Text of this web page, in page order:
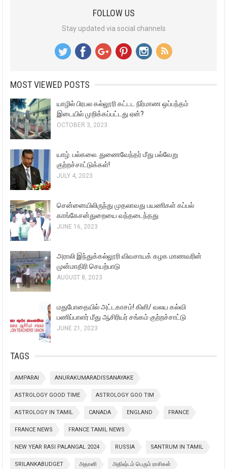
FOLLOW US
Stay updated via social channels
MOST VIEWED POSTS
யாழில் பிரபல கல்லூரி கட்டட நிர்மாண ஒப்பந்தம்
இடையில் முறிக்கப்பட்டது ஏன்?
OCTOBER 3, 2023
யாழ். பல்கலை. துணைவேந்தர் மீது பல்வேறு
குற்றச்சாட்டுக்கள்!
JULY 4, 2023
சென்னையிலிருந்து முதலாவது பயணிகள் கப்பல்
காங்கேசன்துறையை வந்தடைந்தது
JUNE 16, 2023
அராலி இந்துக்கல்லூரி விவசாயக் கழக மாணவரின்
முன்மாதிரி செயற்பாடு
AUGUST 8, 2023
மதுபோதையில் அட்டகாசம்! கிளி/ வலய கல்வி
பணிப்பாளர் மீது ஆசிரியர் சங்கம் குற்றச்சாட்டு
JUNE 21, 2023
TAGS
AMPARAI ANURAKUMARADISSANAYAKE
ASTROLOGY GOOD TIME ASTROLOGY GOO TIM
ASTROLOGY IN TAMIL CANADA ENGLAND FRANCE
FRANCE NEWS FRANCE TAMIL NEWS
NEW YEAR RASI PALANGAL 2024 RUSSIA SANTRUM IN TAMIL
SRILANKABUDGET அதானி அதிஷ்டம் பெரும் ராசிகள்